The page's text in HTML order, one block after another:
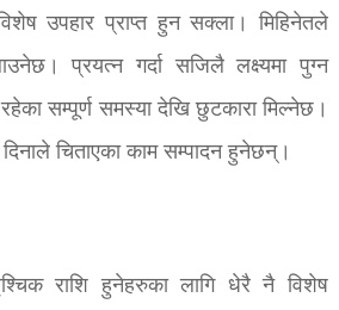
उपहार प्राप्त हुन सक्ला। मिहिनेतले
प्रयत्न गर्दा सजिलै लक्ष्यमा पुग्न
सम्पूर्ण समस्या देखि छुटकारा मिल्नेछ।
चिताएका काम सम्पादन हुनेछन्।
राशि हुनेहरुका लागि धेरै नै विशेष